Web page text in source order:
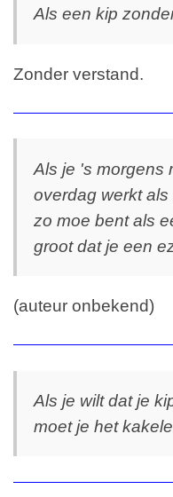
Als een kip
Zonder verstand.
Als je 's morgens
overdag werkt
zo moe bent als
groot dat je een
(auteur onbekend)
Als je wilt dat je
moet je het